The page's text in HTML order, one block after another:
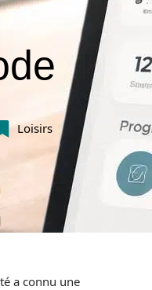
Loisirs
a connu une